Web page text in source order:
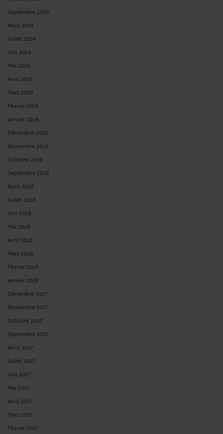
Septembre 2019
Août 2019
Juillet 2019
Juin 2019
Mai 2019
Avril 2019
Mars 2019
Février 2019
Janvier 2019
Décembre 2018
Novembre 2018
Octobre 2018
Septembre 2018
Août 2018
Juillet 2018
Juin 2018
Mai 2018
Avril 2018
Mars 2018
Février 2018
Janvier 2018
Décembre 2017
Novembre 2017
Octobre 2017
Septembre 2017
Août 2017
Juillet 2017
Juin 2017
Mai 2017
Avril 2017
Mars 2017
Février 2017